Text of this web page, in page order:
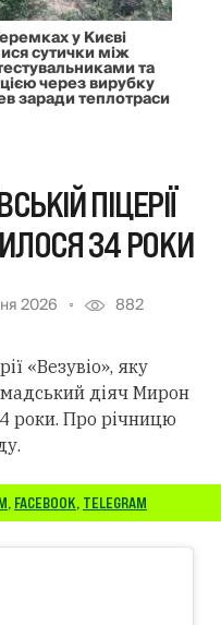
у Києві
сутички між
та
через вирубку
заради теплотраси
ПІЦЕРІЇ
34 РОКИ
2026 882
«Везувіо», яку
діяч Мирон
роки. Про річницю
, FACEBOOK, TELEGRAM